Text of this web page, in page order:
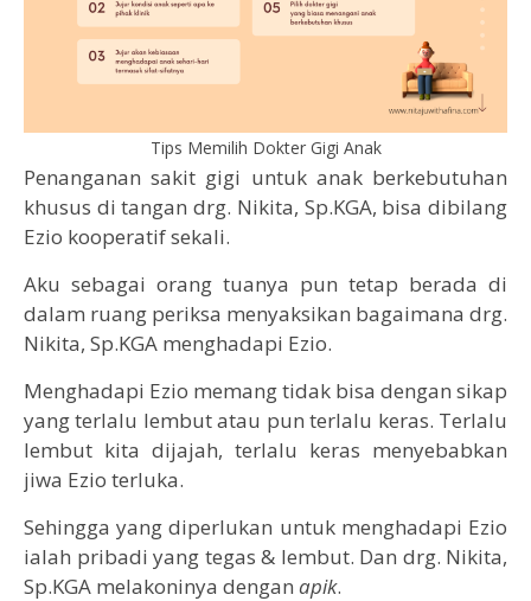
Tips Memilih Dokter Gigi Anak
Penanganan sakit gigi untuk anak berkebutuhan
khusus di tangan drg. Nikita, Sp.KGA, bisa dibilang
Ezio kooperatif sekali.
Aku sebagai orang tuanya pun tetap berada di
dalam ruang periksa menyaksikan bagaimana drg.
Nikita, Sp.KGA menghadapi Ezio.
Menghadapi Ezio memang tidak bisa dengan sikap
yang terlalu lembut atau pun terlalu keras. Terlalu
lembut kita dijajah, terlalu keras menyebabkan
jiwa Ezio terluka.
Sehingga yang diperlukan untuk menghadapi Ezio
ialah pribadi yang tegas & lembut. Dan drg. Nikita,
Sp.KGA melakoninya dengan apik.